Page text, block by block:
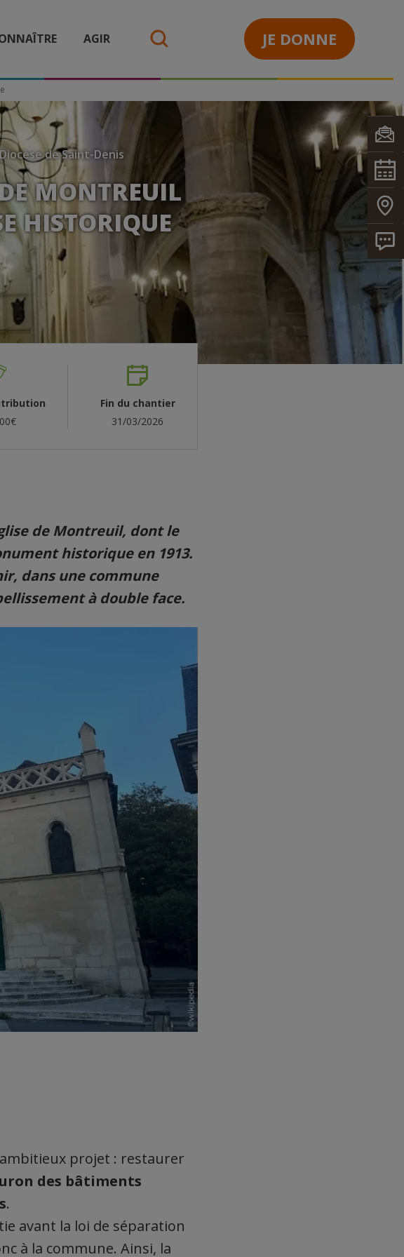
AGIR JE DONNE
de Saint-Denis
MONTREUIL
HISTORIQUE
Fin du chantier
31/03/2026
de Montreuil, dont le
historique en 1913.
dans une commune
à double face.
projet : restaurer
des bâtiments
.
avant la loi de séparation
à la commune. Ainsi, la